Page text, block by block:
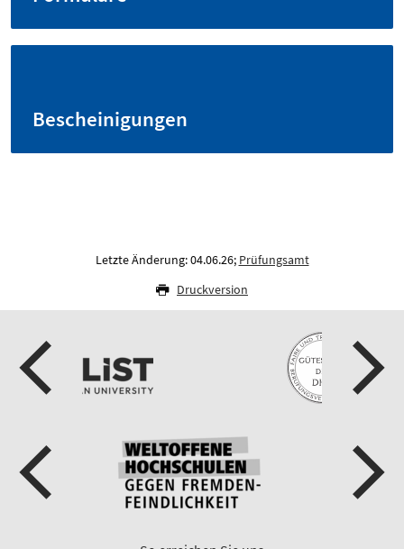
Bescheinigungen
Letzte Änderung: 04.06.26; Prüfungsamt
Druckversion